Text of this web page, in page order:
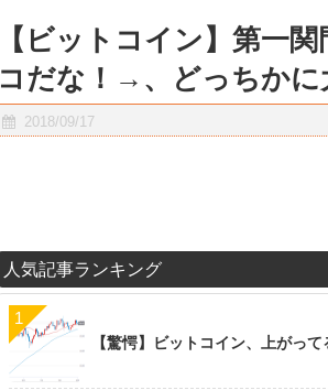
【ビットコイン】第一
コだな！→、どっちかに
2018/09/17
人気記事ランキング
【驚愕】ビットコイン、上がっ